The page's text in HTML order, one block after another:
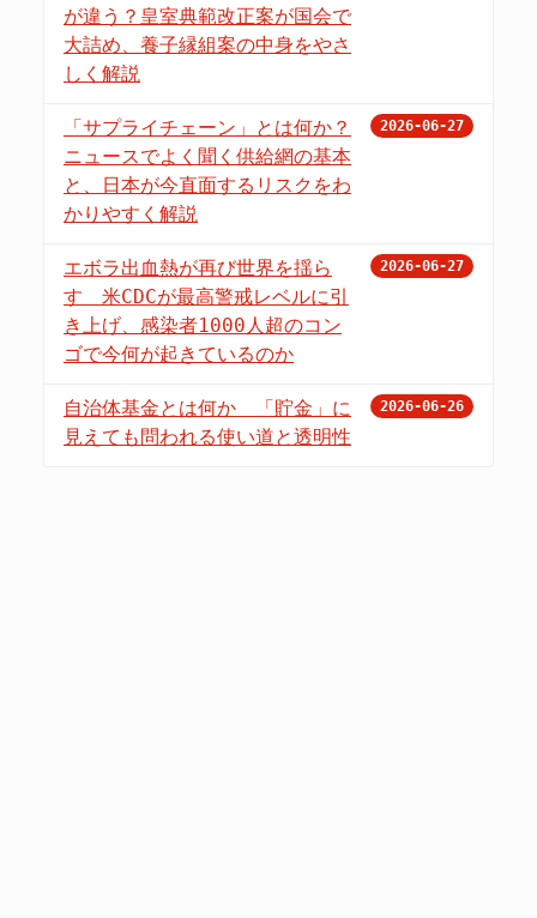
が違う？皇室典範改正案が国会で
大詰め、養子縁組案の中身をやさ
しく解説
「サプライチェーン」とは何か？
ニュースでよく聞く供給網の基本
と、日本が今直面するリスクをわ
かりやすく解説
2026-06-27
エボラ出血熱が再び世界を揺ら
す 米CDCが最高警戒レベルに引
き上げ、感染者1000人超のコン
ゴで今何が起きているのか
2026-06-27
自治体基金とは何か 「貯金」に
見えても問われる使い道と透明性
2026-06-26